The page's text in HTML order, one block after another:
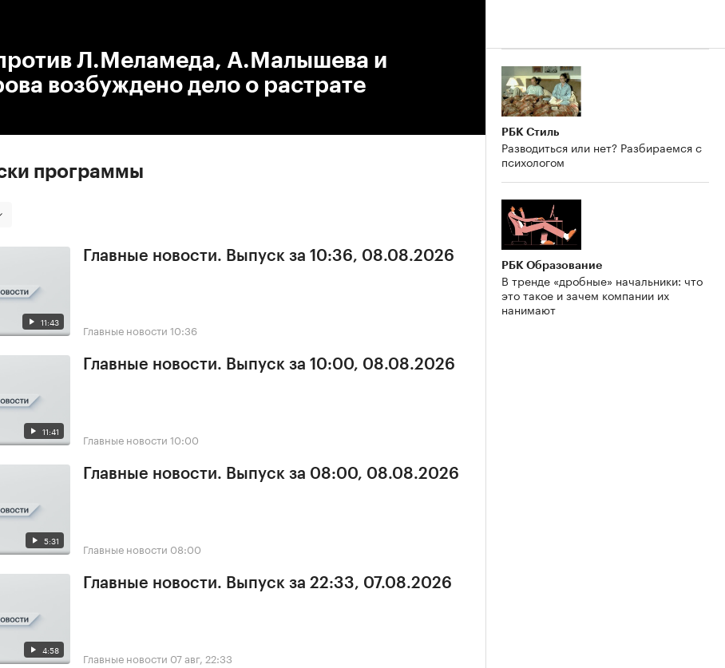
Л.Меламеда, А.Малышева и
возбуждено дело о растрате
программы
11:43
Главные новости. Выпуск за 10:36, 08.08.2026
Главные новости 10:36
11:41
Главные новости. Выпуск за 10:00, 08.08.2026
Главные новости 10:00
5:31
Главные новости. Выпуск за 08:00, 08.08.2026
Главные новости 08:00
4:58
Главные новости. Выпуск за 22:33, 07.08.2026
Главные новости 07 авг, 22:33
РБК Стиль
Разводиться или нет? Разбираемся с
психологом
РБК Образование
В тренде «дробные» начальники: что
это такое и зачем компании их
нанимают